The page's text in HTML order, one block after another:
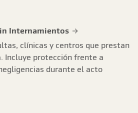
Internamientos
clínicas y centros que prestan
Incluye protección frente a
durante el acto